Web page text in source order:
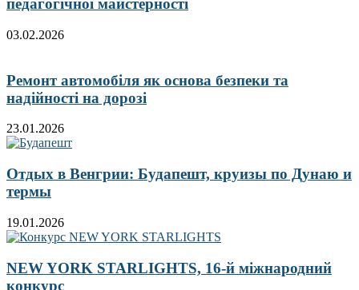
педагогічної майстерності
03.02.2026
Ремонт автомобіля як основа безпеки та
надійності на дорозі
23.01.2026
Отдых в Венгрии: Будапешт, круизы по Дунаю и
термы
19.01.2026
NEW YORK STARLIGHTS, 16-й міжнародний
конкурс